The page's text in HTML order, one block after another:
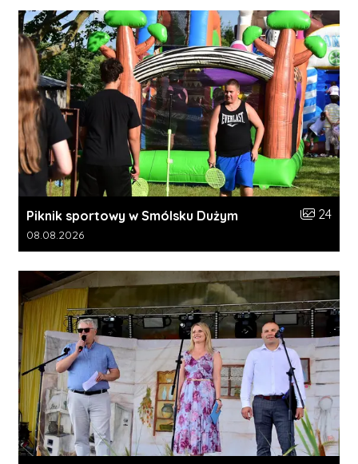
Piknik sportowy w Smólsku Dużym Liczba
24
Data dodania galerii:
08.08.2026